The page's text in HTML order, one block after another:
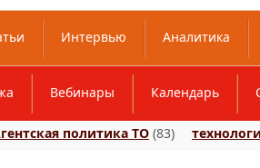
Интервью Аналитика
Вебинары Календарь
политика ТО (83)